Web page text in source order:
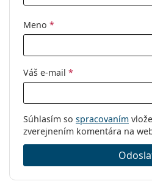
Meno *
Váš e-mail *
Súhlasím so spracovaním
zverejnením komentára na